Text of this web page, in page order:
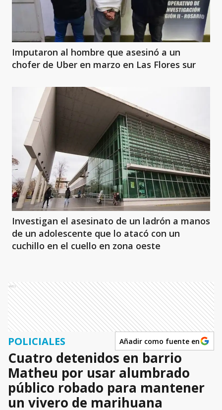
Imputaron al hombre que asesinó a un
chofer de Uber en marzo en Las Flores sur
Investigan el asesinato de un ladrón a manos
de un adolescente que lo atacó con un
cuchillo en el cuello en zona oeste
Ads
POLICIALES Añadir como fuente en
Cuatro detenidos en barrio
Matheu por usar alumbrado
público robado para mantener
un vivero de marihuana